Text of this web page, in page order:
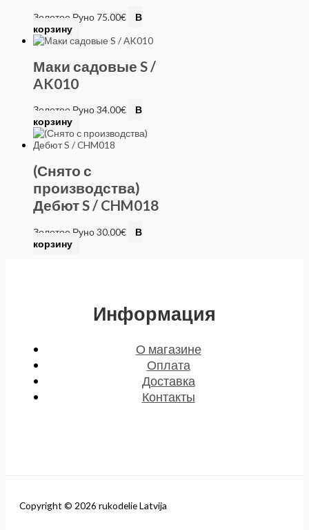
Золотое Руно 75.00€
В
корзину
Маки садовые S /
AK010
Золотое Руно34.00€
В
корзину
(Снято с
производства)
Дебют S / CHM018
Золотое Руно30.00€
В
корзину
Информация
О магазине
Оплата
Доставка
Контакты
Copyright © 2026 rukodelie Latvija